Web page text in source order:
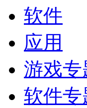
软件
应用
游戏专
软件专